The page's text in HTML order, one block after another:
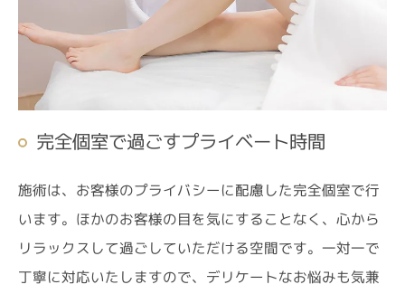
完全個室で過ごすプライベート時間
施術は、お客様のプライバシーに配慮した完全個室で行
います。ほかのお客様の目を気にすることなく、心から
リラックスして過ごしていただける空間です。一対一で
丁寧に対応いたしますので、デリケートなお悩みも気兼